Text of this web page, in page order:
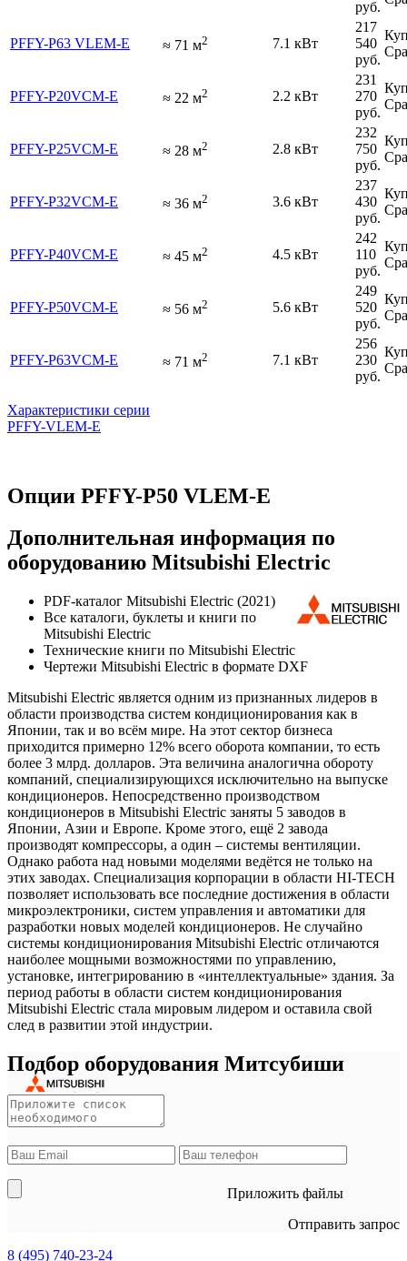
руб.
PFFY-P63 VLEM-E ≈ 71 м2 7.1 кВт
217
540
руб.
PFFY-P20VCM-E ≈ 22 м2 2.2 кВт
231
270
руб.
PFFY-P25VCM-E ≈ 28 м2 2.8 кВт
232
750
руб.
PFFY-P32VCM-E ≈ 36 м2 3.6 кВт
237
430
руб.
PFFY-P40VCM-E ≈ 45 м2 4.5 кВт
242
110
руб.
PFFY-P50VCM-E ≈ 56 м2 5.6 кВт
249
520
руб.
PFFY-P63VCM-E ≈ 71 м2 7.1 кВт
256
230
руб.
Характеристики серии
PFFY-VLEM-E
Опции PFFY-P50 VLEM-E
Дополнительная информация по
оборудованию Mitsubishi Electric
PDF-каталог Mitsubishi Electric (2021)
Все каталоги, буклеты и книги по
Mitsubishi Electric
Технические книги по Mitsubishi Electric
Чертежи Mitsubishi Electric в формате DXF
Mitsubishi Electric является одним из признанных лидеров в
области производства систем кондиционирования как в
Японии, так и во всём мире. На этот сектор бизнеса
приходится примерно 12% всего оборота компании, то есть
более 3 млрд. долларов. Эта величина аналогична обороту
компаний, специализирующихся исключительно на выпуске
кондиционеров. Непосредственно производством
кондиционеров в Mitsubishi Electric заняты 5 заводов в
Японии, Азии и Европе. Кроме этого, ещё 2 завода
производят компрессоры, а один – системы вентиляции.
Однако работа над новыми моделями ведётся не только на
этих заводах. Специализация корпорации в области HI-TECH
позволяет использовать все последние достижения в области
микроэлектроники, систем управления и автоматики для
разработки новых моделей кондиционеров. Не случайно
системы кондиционирования Mitsubishi Electric отличаются
наиболее мощными возможностями по управлению,
установке, интегрированию в «интеллектуальные» здания. За
период работы в области систем кондиционирования
Mitsubishi Electric стала мировым лидером и оставила свой
след в развитии этой индустрии.
Подбор оборудования Митсубиши
Приложить файлы
Отправить запрос
8 (495) 740-23-24